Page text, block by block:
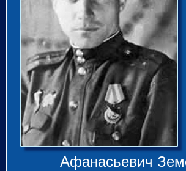
Афанасьевич